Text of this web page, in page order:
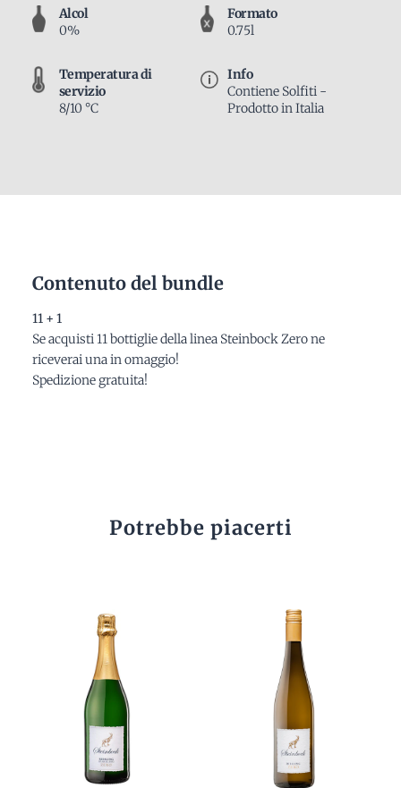
Alcol
0%
Formato
0.75l
Temperatura di
servizio
8/10 °C
Info
Contiene Solfiti -
Prodotto in Italia
Contenuto del bundle
11 + 1
Se acquisti 11 bottiglie della linea Steinbock Zero ne
riceverai una in omaggio!
Spedizione gratuita!
Potrebbe piacerti